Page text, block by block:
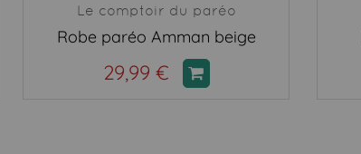
Le comptoir du paréo
Robe paréo Amman beige
29,99 €